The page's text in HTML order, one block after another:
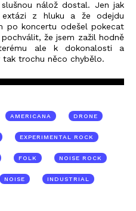
nálož dostal. Jen jak
z hluku a že odejdu
po koncertu odešel pokecat
že jsem zažil hodně
ale k dokonalosti a
trochu něco chybělo.
AMERICANA DRONE
EXPERIMENTAL ROCK
FOLK NOISE ROCK
NOISE INDUSTRIAL